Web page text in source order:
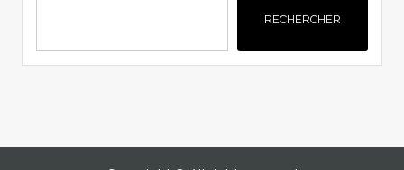
RECHERCHER